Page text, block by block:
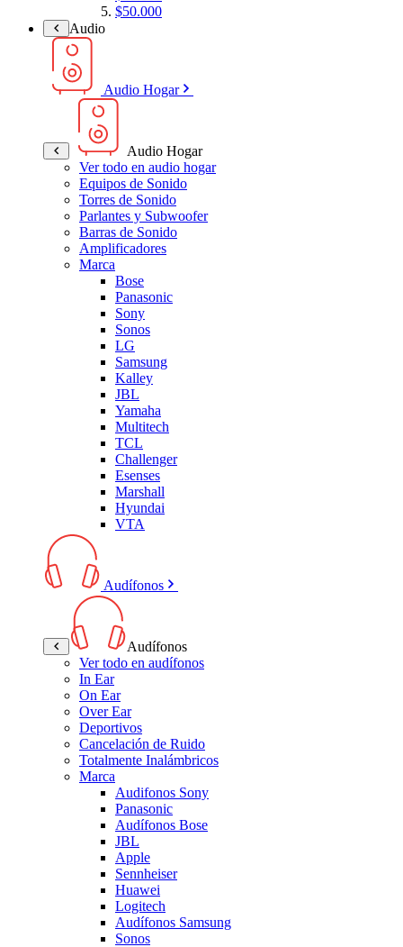
$50.000
Audio
Audio Hogar
Audio Hogar
Ver todo en audio hogar
Equipos de Sonido
Torres de Sonido
Parlantes y Subwoofer
Barras de Sonido
Amplificadores
Marca
Bose
Panasonic
Sony
Sonos
LG
Samsung
Kalley
JBL
Yamaha
Multitech
TCL
Challenger
Esenses
Marshall
Hyundai
VTA
Audífonos
Audífonos
Ver todo en audífonos
In Ear
On Ear
Over Ear
Deportivos
Cancelación de Ruido
Totalmente Inalámbricos
Marca
Audifonos Sony
Panasonic
Audífonos Bose
JBL
Apple
Sennheiser
Huawei
Logitech
Audífonos Samsung
Sonos